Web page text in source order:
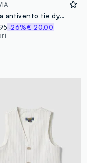
Giacca antivento tie dye ALTAVIA WITH DEBORAH COMPAGNONI
-26%€ 20,00